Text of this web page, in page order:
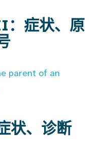
症状、原
状、诊断